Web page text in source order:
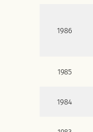
1986
1985
1984